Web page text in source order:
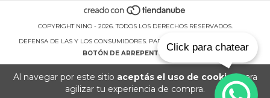
Al navegar por este sitio aceptás el uso de cookiespara
agilizar tu experiencia de compra.
COPYRIGHT NINO - 2026. TODOS LOS DERECHOS RESERVADOS.
DEFENSA DE LAS Y LOS CONSUMIDORES. PARA RECLAMOS
BOTÓN DE ARREPENTIMIENTO
Click para chatear